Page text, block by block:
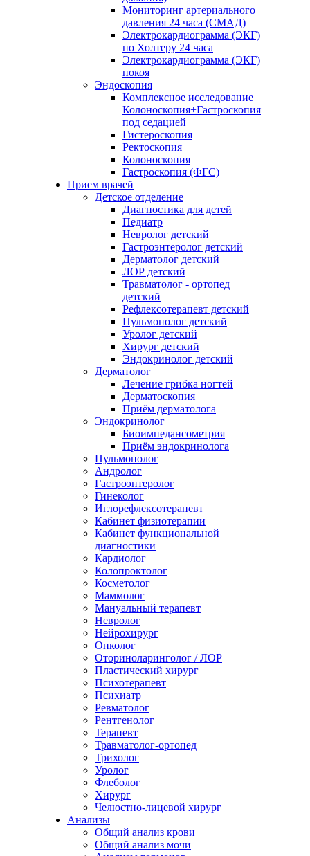
Мониторинг артериального
давления 24 часа (СМАД)
Электрокардиограмма (ЭКГ)
по Холтеру 24 часа
Электрокардиограмма (ЭКГ)
покоя
Эндоскопия
Комплексное исследование
Колоноскопия+Гастроскопия
под седацией
Гистероскопия
Ректоскопия
Колоноскопия
Гастроскопия (ФГС)
Прием врачей
Детское отделение
Диагностика для детей
Педиатр
Невролог детский
Гастроэнтеролог детский
Дерматолог детский
ЛОР детский
Травматолог - ортопед
детский
Рефлексотерапевт детский
Пульмонолог детский
Уролог детский
Хирург детский
Эндокринолог детский
Дерматолог
Лечение грибка ногтей
Дерматоскопия
Приём дерматолога
Эндокринолог
Биоимпедансометрия
Приём эндокринолога
Пульмонолог
Андролог
Гастроэнтеролог
Гинеколог
Иглорефлексотерапевт
Кабинет физиотерапии
Кабинет функциональной
диагностики
Кардиолог
Колопроктолог
Косметолог
Маммолог
Мануальный терапевт
Невролог
Нейрохирург
Онколог
Оториноларинголог / ЛОР
Пластический хирург
Психотерапевт
Психиатр
Ревматолог
Рентгенолог
Терапевт
Травматолог-ортопед
Трихолог
Уролог
Флеболог
Хирург
Челюстно-лицевой хирург
Анализы
Общий анализ крови
Общий анализ мочи